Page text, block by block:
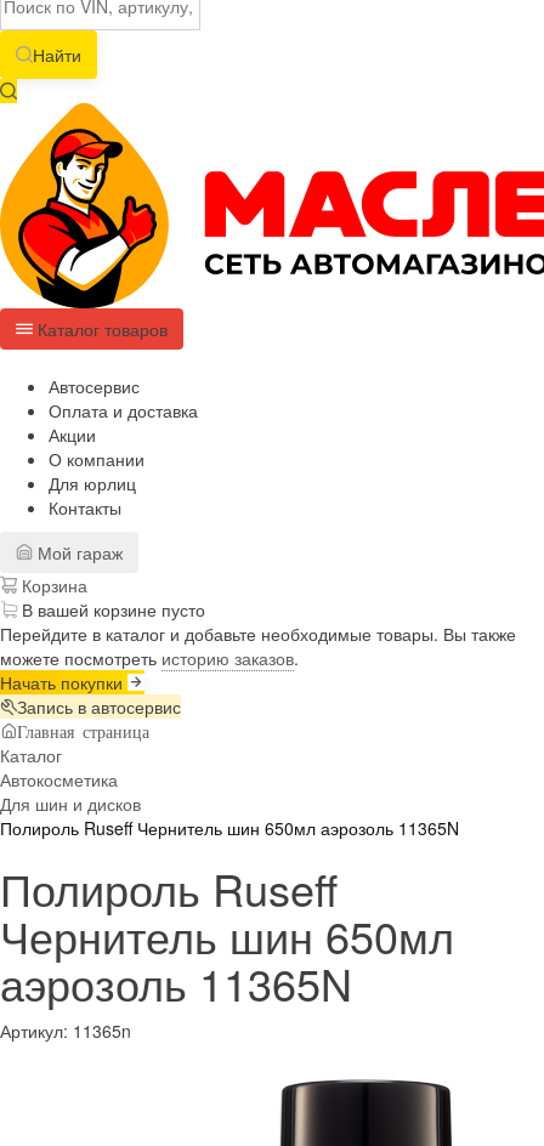
Найти
Каталог товаров
Автосервис
Оплата и доставка
Акции
О компании
Для юрлиц
Контакты
Мой гараж
Корзина
В вашей корзине пусто
Перейдите в каталог и добавьте необходимые товары. Вы также
можете посмотреть историю заказов.
Начать покупки
Запись в автосервис
Главная страница
Каталог
Автокосметика
Для шин и дисков
Полироль Ruseff Чернитель шин 650мл аэрозоль 11365N
Полироль Ruseff
Чернитель шин 650мл
аэрозоль 11365N
Артикул: 11365n